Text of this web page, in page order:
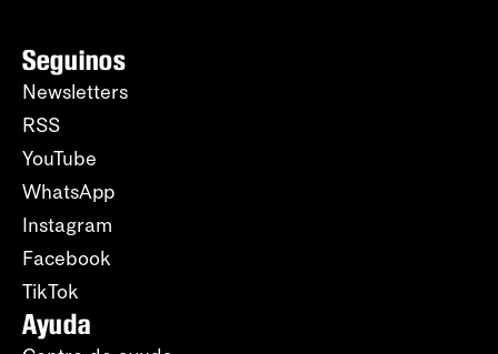
Seguinos
Newsletters
RSS
YouTube
WhatsApp
Instagram
Facebook
TikTok
Ayuda